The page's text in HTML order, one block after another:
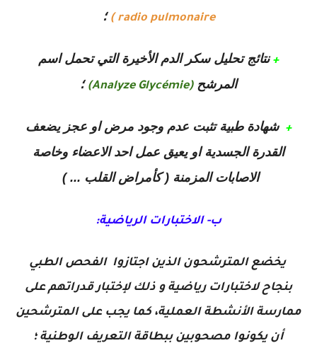
radio pulmonaire )
؛
+نتائج تحليل سكر الدم الأخيرة التي تحمل اسم
المرشح(Analyze Glycémie) ؛
+ شهادة طبية تثبت عدم وجود مرض او عجز يضعف
القدرة الجسدية او يعيق عمل احد الاعضاء وخاصة
الاصابات المزمنة ( كأمراض القلب ... )
ب- الاختبارات الرياضية:
يخضع المترشحون الذين اجتازوا الفحص الطبي
بنجاح لاختبارات رياضية و ذلك لإختبار قدراتهم على
ممارسة الأنشطة العملية، كما يجب على المترشحين
أن يكونوا مصحوبين ببطاقة التعريف الوطنية ؛